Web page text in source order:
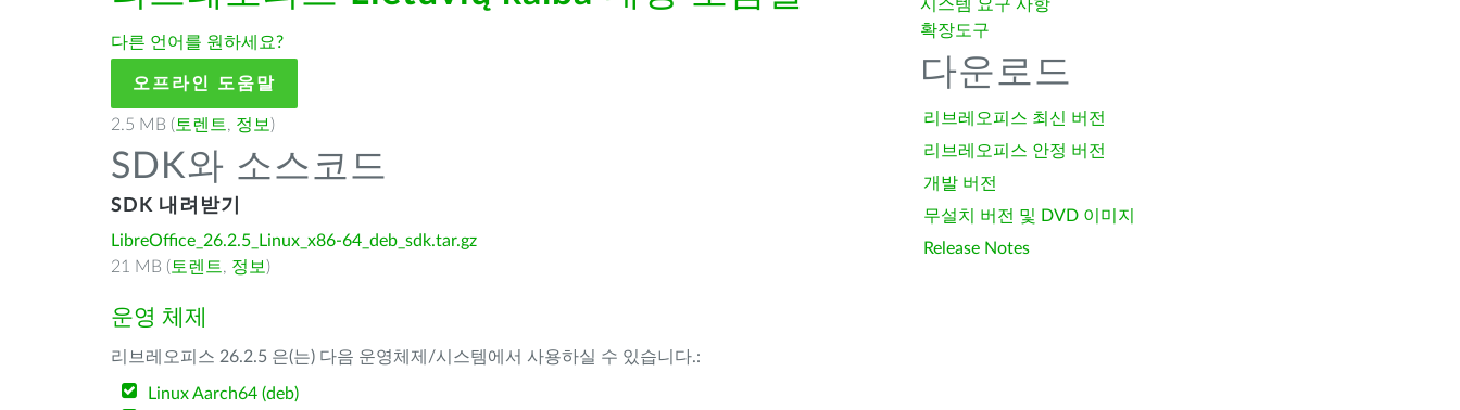
다른 언어를 원하세요?
오프라인 도움말
2.5 MB ( 토렌트, 정보 )
SDK와 소스코드
SDK 내려받기
LibreOffice_26.2.5_Linux_x86-64_deb_sdk.tar.gz
21 MB ( 토렌트, 정보 )
운영 체제
리브레오피스 26.2.5 은(는) 다음 운영체제/시스템에서 사용하실 수 있습니다.:
Linux Aarch64 (deb)
시스템 요구 사항
확장도구
다운로드
리브레오피스 최신 버전
리브레오피스 안정 버전
개발 버전
무설치 버전 및 DVD 이미지
Release Notes